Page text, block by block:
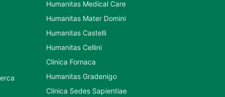
Humanitas Medical Care
Humanitas Mater Domini
Humanitas Castelli
Humanitas Cellini
Clinica Fornaca
Humanitas Gradenigo
Clinica Sedes Sapientiae